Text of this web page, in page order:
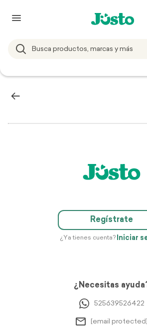
Regístrate
¿Ya tienes cuenta? Iniciar
¿Necesitas
525639526422
[email protected]